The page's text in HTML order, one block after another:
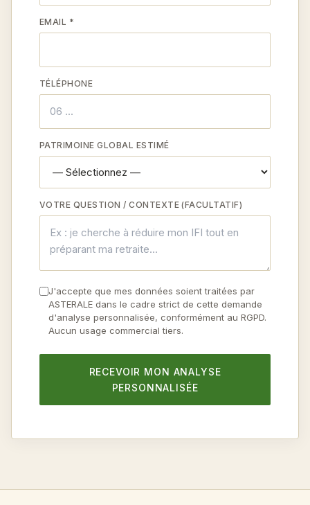
EMAIL *
TÉLÉPHONE
PATRIMOINE GLOBAL ESTIMÉ
VOTRE QUESTION / CONTEXTE (FACULTATIF)
J'accepte que mes données soient traitées par
ASTERALE dans le cadre strict de cette demande
d'analyse personnalisée, conformément au RGPD.
Aucun usage commercial tiers.
RECEVOIR MON ANALYSE
PERSONNALISÉE